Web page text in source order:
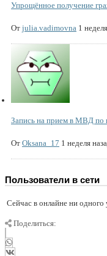
Упрощённое получение
От julia.vadimovna 1
Запись на прием в МВД по
От Oksana_17 1 неделя
Пользователи в сети
Сейчас в онлайне ни одного
Поделиться: